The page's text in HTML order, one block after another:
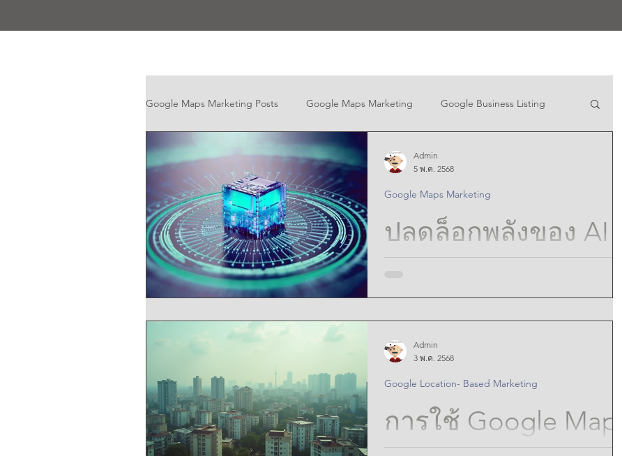
Google Maps Marketing Posts Google Maps Marketing Google Business Listing
Google Business Profile Marketing Google Local Search SEO
Google Location- Based Marketing Google Maps Advertisement
Google Direction Navigation MKGT Google Adwords on Location Pin
Google Local Ranking SEO Google maps Problem Solving
Google Maps for Facebook AI Google Maps
ปลดล็อกพลังของ AI
ตลาดของ Google
Maps เพื่อความ
สำเร็จที่มองไม่เห็น
:Unlocking the
ปลดล็อกพลังของ AI เพื่อยกระดับกลยุทธ์การตลาดบน
ความสำเร็จที่เหนือความคาดหมาย | Unlock AI to drive
Google Maps Marketing
Admin
5 พ.ค. 2568
การใช้ Google Maps
Google Location- Based Marketing
Admin
3 พ.ค. 2568